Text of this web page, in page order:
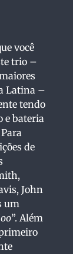
você
trio –
Latina –
tendo
e bateria
de
John
um
”. Além